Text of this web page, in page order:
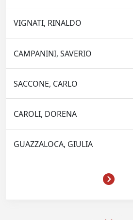
VIGNATI, RINALDO
CAMPANINI, SAVERIO
SACCONE, CARLO
CAROLI, DORENA
GUAZZALOCA, GIULIA